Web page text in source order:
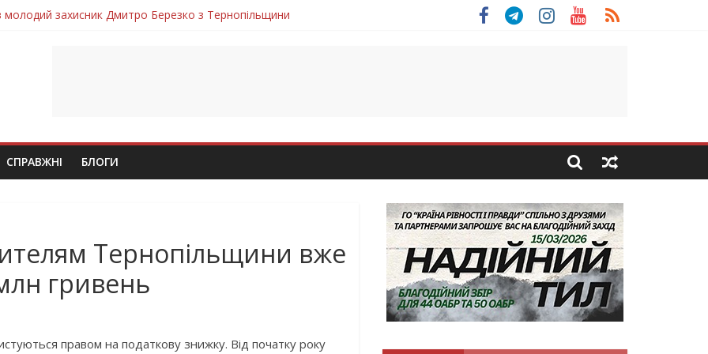
молодий захисник Дмитро Березко з Тернопільщини
Петро Федів повертається до рідного дому «на щиті»
скорботі: на щиті повертається воїн Володимир Паламарчук
безвісти, – Ангелом додому повертається захисник Михайло Скоробогатий з Тернопільщини
СПРАВЖНІ БЛОГИ
Тернопільщини вже
гривень
правом на податкову знижку. Від початку року